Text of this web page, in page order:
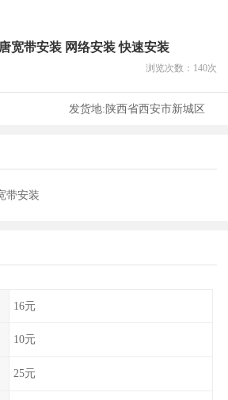
宽带安装 网络安装 快速安装
浏览次数： 140次
发货地:陕西省西安市新城区
带安装
16元
10元
25元